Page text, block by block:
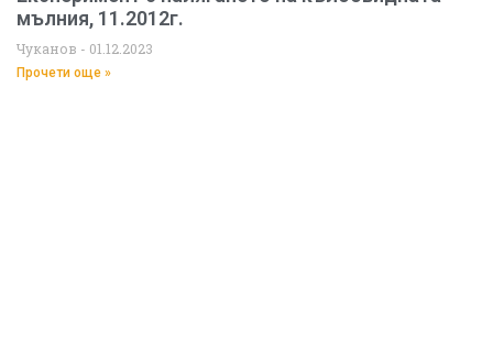
мълния, 11.2012г.
Чуканов 01.12.2023
Прочети още »